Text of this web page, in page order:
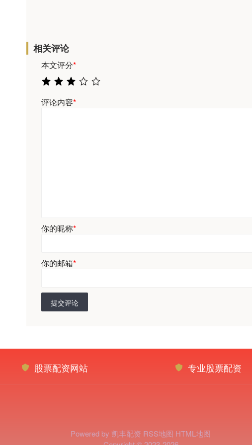
相关评论
本文评分*
评论内容*
你的昵称*
你的邮箱*
提交评论
股票配资网站 专业股票配资
Powered by 凯丰配资 RSS地图 HTML地图